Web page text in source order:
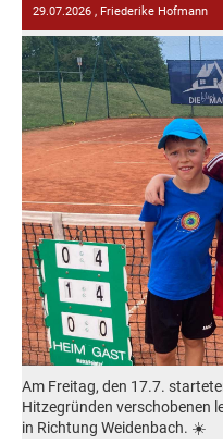
29.07.2026 , Friederike Hofmann
Am Freitag, den 17.7.
Hitzegründen verschobenen
in Richtung Weidenbach. ☀️